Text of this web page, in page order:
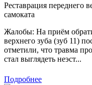
Реставрация переднего
самоката
Жалобы: На приём
верхнего зуба (зуб 11)
отметили, что травма
стал выглядеть неэст...
Подробнее